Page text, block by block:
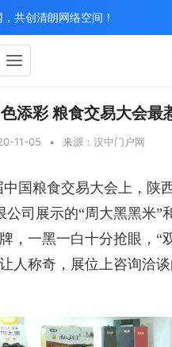
共创清朗网络空间！
添彩 粮食交易大会最
11-05 • 来源：汉中门户网
国粮食交易大会上，陕
公司展示的“周大黑黑米”
，一黑一白十分抢眼，“
人称奇，展位上咨询洽